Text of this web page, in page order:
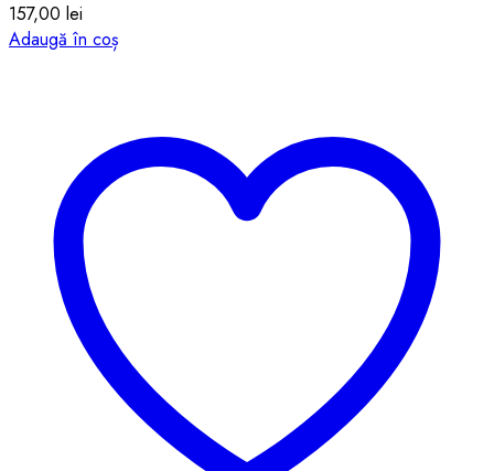
157,00 lei
Adaugă în coș